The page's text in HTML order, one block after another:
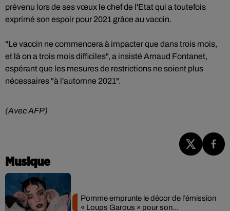
prévenu lors de ses vœux le chef de l'Etat qui a toutefois
exprimé son espoir pour 2021 grâce au vaccin.
"Le vaccin ne commencera à impacter que dans trois mois,
et là on a trois mois difficiles", a insisté Arnaud Fontanet,
espérant que les mesures de restrictions ne soient plus
nécessaires "à l'automne 2021".
(Avec AFP)
Musique
Pomme emprunte le décor de l’émission
« Loups Garous » pour son...